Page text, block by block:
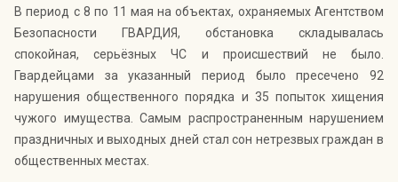
В период с 8 по 11 мая на объектах, охраняемых Агентством
Безопасности ГВАРДИЯ, обстановка складывалась
спокойная, серьёзных ЧС и происшествий не было.
Гвардейцами за указанный период было пресечено 92
нарушения общественного порядка и 35 попыток хищения
чужого имущества. Самым распространенным нарушением
праздничных и выходных дней стал сон нетрезвых граждан в
общественных местах.